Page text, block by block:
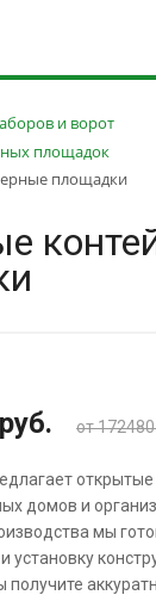
и ворот
площадок
площадки
руб. от
домов и
мы
установку
получите